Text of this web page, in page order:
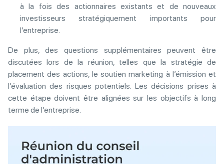
à la fois des actionnaires existants et de nouveaux
investisseurs stratégiquement importants pour
l’entreprise.
De plus, des questions supplémentaires peuvent être
discutées lors de la réunion, telles que la stratégie de
placement des actions, le soutien marketing à l’émission et
l’évaluation des risques potentiels. Les décisions prises à
cette étape doivent être alignées sur les objectifs à long
terme de l’entreprise.